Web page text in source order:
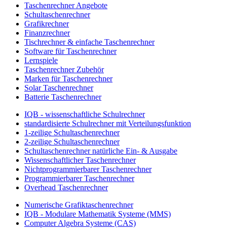
Taschenrechner Angebote
Schultaschenrechner
Grafikrechner
Finanzrechner
Tischrechner & einfache Taschenrechner
Software für Taschenrechner
Lernspiele
Taschenrechner Zubehör
Marken für Taschenrechner
Solar Taschenrechner
Batterie Taschenrechner
IQB - wissenschaftliche Schulrechner
standardisierte Schulrechner mit Verteilungsfunktion
1-zeilige Schultaschenrechner
2-zeilige Schultaschenrechner
Schultaschenrechner natürliche Ein- & Ausgabe
Wissenschaftlicher Taschenrechner
Nichtprogrammierbarer Taschenrechner
Programmierbarer Taschenrechner
Overhead Taschenrechner
Numerische Grafiktaschenrechner
IQB - Modulare Mathematik Systeme (MMS)
Computer Algebra Systeme (CAS)